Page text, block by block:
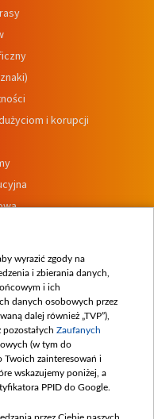
i korupcji
wyrazić zgody na
i zbierania danych,
i ich
danych osobowych przez
dalej również „TVP”),
pozostałych Zaufanych
(w tym do
Twoich zainteresowań i
wskazujemy poniżej, a
PPID do Google.